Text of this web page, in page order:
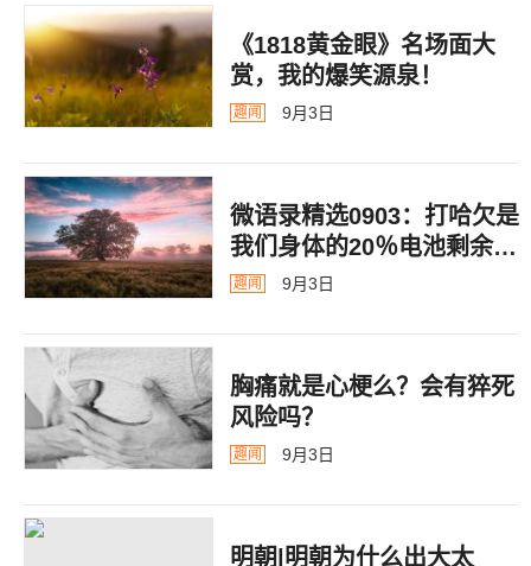
《1818黄金眼》名场面大
赏，我的爆笑源泉！
趣闻 9月3日
微语录精选0903：打哈欠是
我们身体的20％电池剩余警
告
趣闻 9月3日
胸痛就是心梗么？会有猝死
风险吗？
趣闻 9月3日
明朝|明朝为什么出大太